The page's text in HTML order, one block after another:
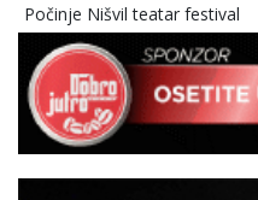
Počinje Nišvil teatar festival